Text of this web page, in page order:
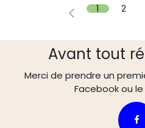
1 2
Avant tout
Merci de prendre un
Facebook ou